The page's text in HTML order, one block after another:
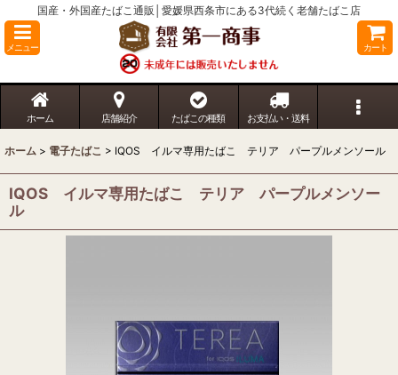
国産・外国産たばこ通販│愛媛県西条市にある3代続く老舗たばこ店
メニュー カート
ホーム 店舗紹介 たばこの種類 お支払い・送料
ホーム > 電子たばこ > IQOS イルマ専用たばこ テリア パープルメンソール
IQOS イルマ専用たばこ テリア パープルメンソー
ル